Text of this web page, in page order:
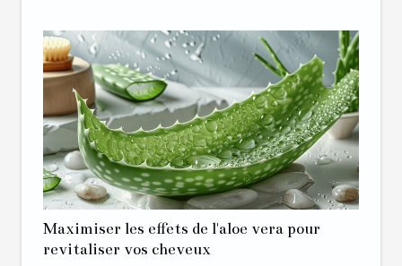
Maximiser les effets de l'aloe vera pour
revitaliser vos cheveux